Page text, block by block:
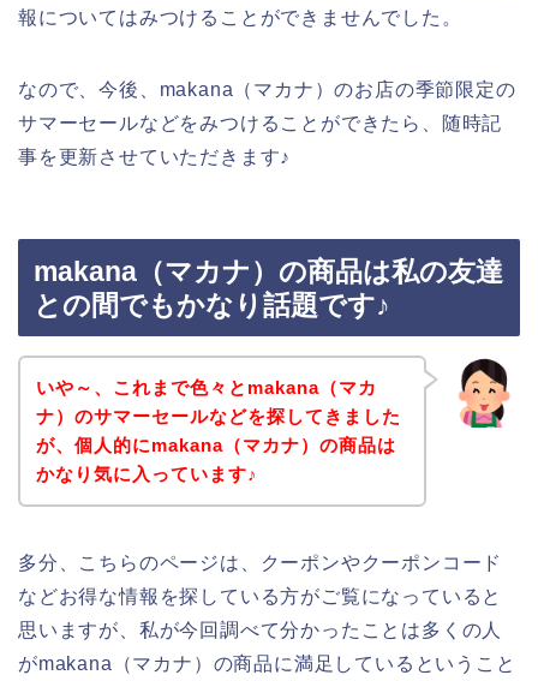
報についてはみつけることができませんでした。
なので、今後、makana（マカナ）のお店の季節限定の
サマーセールなどをみつけることができたら、随時記
事を更新させていただきます♪
makana（マカナ）の商品は私の友達
との間でもかなり話題です♪
いや～、これまで色々とmakana（マカ
ナ）のサマーセールなどを探してきました
が、個人的にmakana（マカナ）の商品は
かなり気に入っています♪
多分、こちらのページは、クーポンやクーポンコード
などお得な情報を探している方がご覧になっていると
思いますが、私が今回調べて分かったことは多くの人
がmakana（マカナ）の商品に満足しているということ